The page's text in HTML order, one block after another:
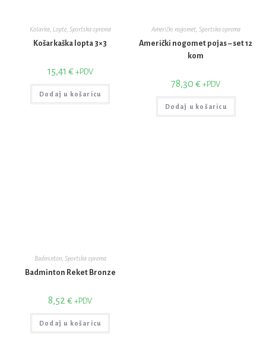
Košarka, Lopte, Sportska oprema
Košarkaška lopta 3×3
15,41 € +PDV
Dodaj u košaricu
Američki nogomet, Sportska oprema
Američki nogomet pojas – set 12
kom
78,30€ +PDV
Dodaj u košaricu
Badminton, Sportska oprema
Badminton Reket Bronze
8,52€ +PDV
Dodaj u košaricu